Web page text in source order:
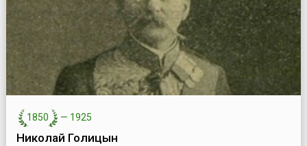
1850 — 1925
Николай Голицын